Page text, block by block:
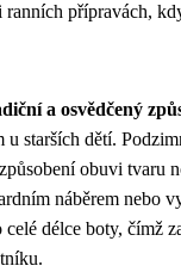
přípravách,
a osvědčený
u starších dětí.
obuvi tvaru
náběrem nebo
délce boty, čímž